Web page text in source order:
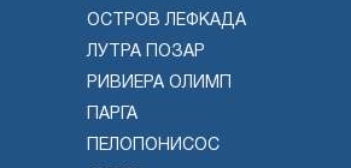
ОСТРОВ ЛЕФКАДА
ЛУТРА ПОЗАР
РИВИЕРА ОЛИМП
ПАРГА
ПЕЛОПОНИСОС